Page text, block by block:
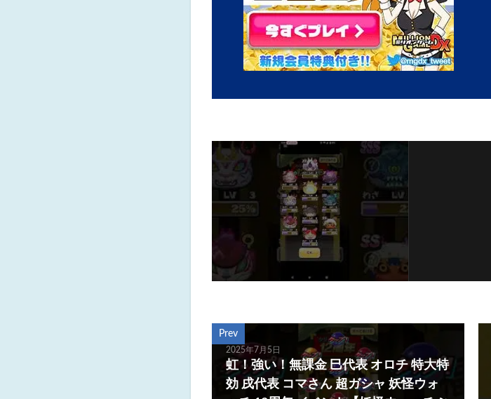
Prev
2025年7月5日
虹！強い！無課金 巳代表 オロチ 特大特
効 戌代表 コマさん 超ガシャ 妖怪ウォ